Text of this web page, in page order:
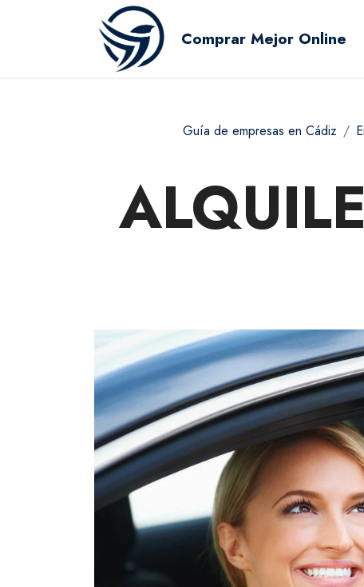
Comprar Mejor Online
Guía de empresas en Cádiz